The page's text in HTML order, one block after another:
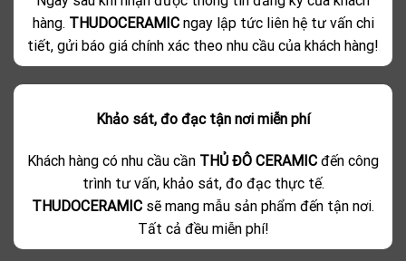
hàng. THUDOCERAMICngay lập tức liên hệ tư vấn chi
tiết, gửi báo giá chính xác theo nhu cầu của khách hàng!
Khảo sát, đo đạc tận nơi miễn phí
Khách hàng có nhu cầu cần THỦ ĐÔ CERAMIC đến công
trình tư vấn, khảo sát, đo đạc thực tế.
THUDOCERAMIC sẽ mang mẫu sản phẩm đến tận nơi.
Tất cả đều miễn phí!